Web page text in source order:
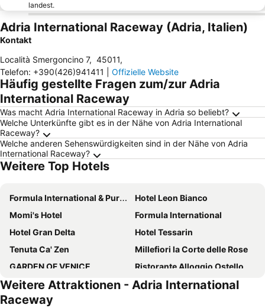
landest.
Adria International Raceway (Adria, Italien)
Kontakt
Località Smergoncino 7, 45011,
Telefon: +390(426)941411 Offizielle Website
Häufig gestellte Fragen zum/zur Adria
International Raceway
Was macht Adria International Raceway in Adria so beliebt?
Welche Unterkünfte gibt es in der Nähe von Adria International
Raceway?
Welche anderen Sehenswürdigkeiten sind in der Nähe von Adria
International Raceway?
Weitere Top Hotels
Formula International & Puravita SPA
Hotel Leon Bianco
Momi's Hotel
Formula International
Hotel Gran Delta
Hotel Tessarin
Tenuta Ca' Zen
Millefiori la Corte delle Rose
GARDEN OF VENICE
Ristorante Alloggio Ostello Amolara
Le camille ristorante pizzeria & locanda
Villa Carrer
Delta Park
Weitere Attraktionen - Adria International
Raceway